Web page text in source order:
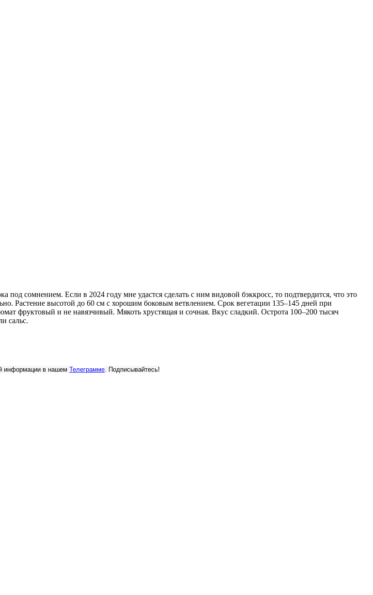
сомнением. Если в 2024 году мне удастся сделать с ним видовой бэккросс, то подтвердится, что это
Растение высотой до 60 см с хорошим боковым ветвлением. Срок вегетации 135–145 дней при
фруктовый и не навязчивый. Мякоть хрустящая и сочная. Вкус сладкий. Острота 100–200 тысяч
сальс.
информации в нашем Телеграмме . Подписывайтесь!